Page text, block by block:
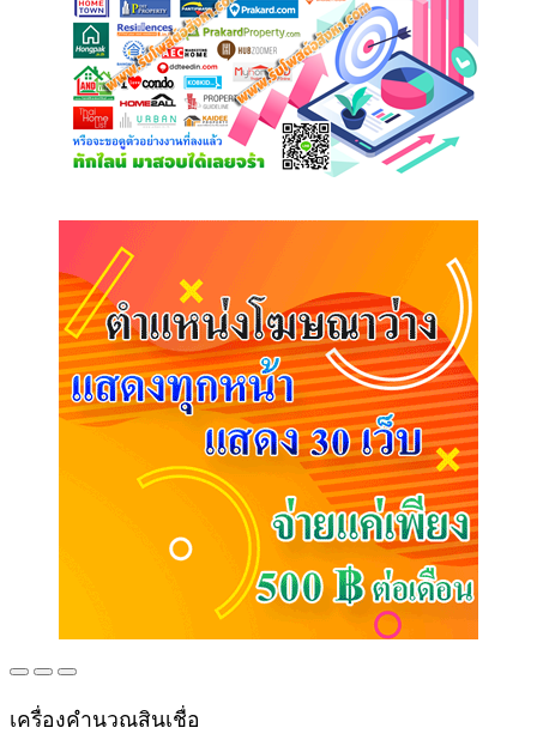
เครื่องคำนวณสินเชื่อ